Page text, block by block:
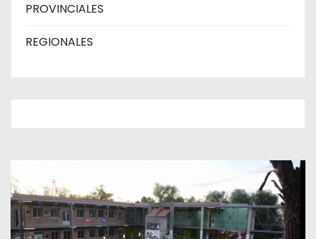
PROVINCIALES
REGIONALES